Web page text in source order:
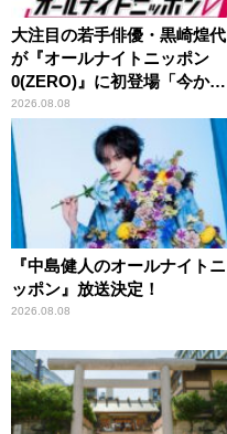
大注目の若手俳優・黒崎煌代
が『オールナイトニッポン
0(ZERO)』に初登場「今から
とてもワクワクしておりま
す！」
2026.08.08
『中島健人のオールナイトニ
ッポン』放送決定！
2026.08.08